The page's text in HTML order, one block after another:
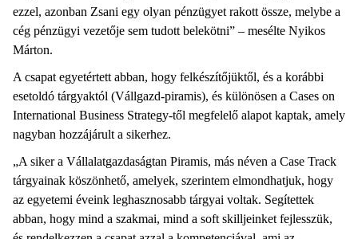
ezzel, azonban Zsani egy olyan pénzügyet rakott össze, melybe a
cég pénzügyi vezetője sem tudott belekötni” – mesélte Nyikos
Márton.
A csapat egyetértett abban, hogy felkészítőjüktől, és a korábbi
esetoldó tárgyaktól (Vállgazd-piramis), és különösen a Cases on
International Business Strategy-től megfelelő alapot kaptak, amely
nagyban hozzájárult a sikerhez.
„A siker a Vállalatgazdaságtan Piramis, más néven a Case Track
tárgyainak köszönhető, amelyek, szerintem elmondhatjuk, hogy
az egyetemi éveink leghasznosabb tárgyai voltak. Segítettek
abban, hogy mind a szakmai, mind a soft skilljeinket fejlesszük,